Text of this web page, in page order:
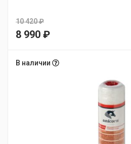
10 420₽
Первоначальная
составляла
8 990 ₽
цена:
В наличии